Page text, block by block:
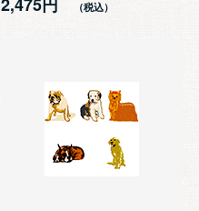
2,475円